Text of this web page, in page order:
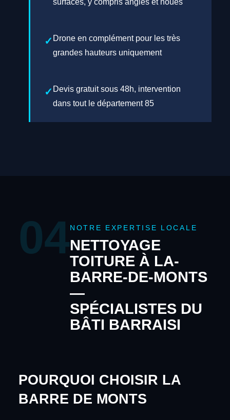
Drone en complément pour les très
grandes hauteurs uniquement
Devis gratuit sous 48h, intervention
dans tout le département 85
04NOTRE EXPERTISE LOCALE
NETTOYAGE
TOITURE À LA-
BARRE-DE-MONTS
—
SPÉCIALISTES DU
BÂTI BARRAISI
POURQUOI CHOISIR LA
BARRE DE MONTS